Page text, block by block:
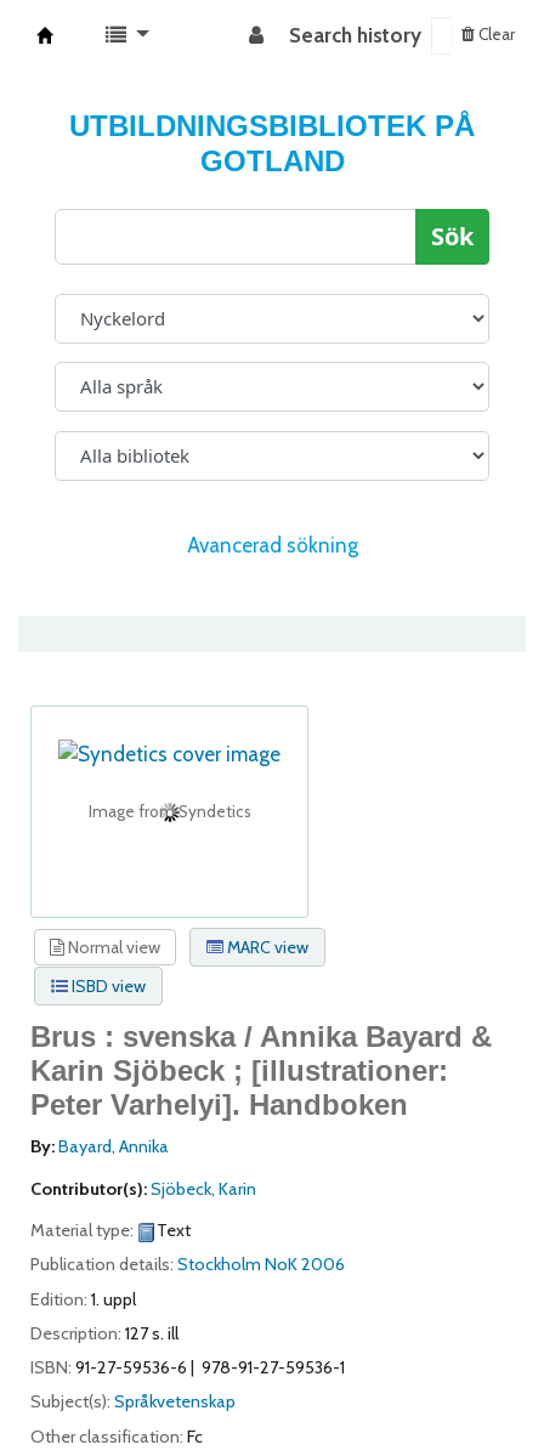
Search history Clear
UTBILDNINGSBIBLIOTEK PÅ
GOTLAND
Sök
Avancerad sökning
Image from Syndetics
Normal view
MARC view
ISBD view
Brus : svenska / Annika Bayard &
Karin Sjöbeck ; [illustrationer:
Peter Varhelyi]. Handboken
By:Bayard, Annika
Contributor(s):Sjöbeck, Karin
Material type:
Text
Publication details: Stockholm NoK2006
Edition: 1. uppl
Description: 127 s. ill
ISBN: 91-27-59536-6
978-91-27-59536-1
Subject(s): Språkvetenskap
Other classification: Fc